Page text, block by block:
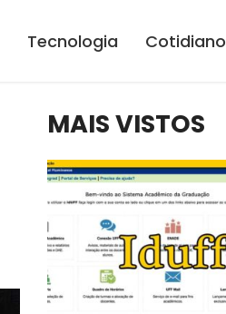
Tecnologia Cotidiano
MAIS VISTOS